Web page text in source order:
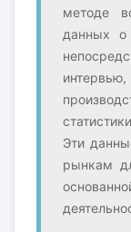
методе
данных о
Эти
рынкам